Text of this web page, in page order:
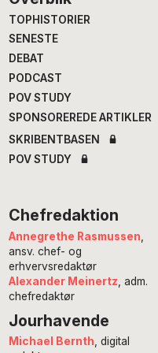
TOPHISTORIER
SENESTE
DEBAT
PODCAST
POV STUDY
SPONSOREREDE ARTIKLER
SKRIBENTBASEN
POV STUDY
Chefredaktion
Annegrethe Rasmussen
ansv. chef- og
erhvervsredaktør
Alexander Meinertz , adm.
chefredaktør
Jourhavende
Michael Bernth, digital